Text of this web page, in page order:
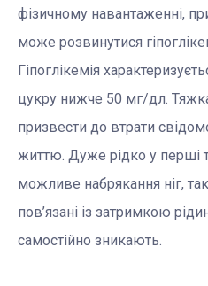
фізичному навантаженні,
може розвинутися
Гіпоглікемія
цукру нижче 50 мг/дл.
призвести до втрати
життю. Дуже рідко у перші
можливе набрякання ніг, так
пов’язані із затримкою
самостійно зникають.